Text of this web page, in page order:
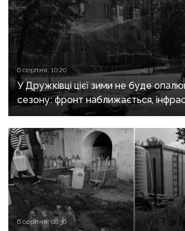
6 серпня, 10:20
У Дружківці цієї зими не буде
сезону: фронт наближається,
критично зруйнована
6 серпня, 08:36